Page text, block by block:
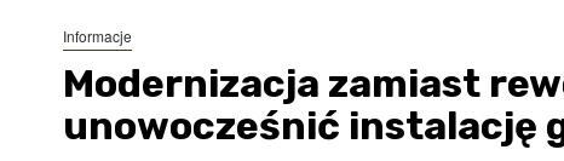
Informacje
Modernizacja zamiast
unowocześnić instalację